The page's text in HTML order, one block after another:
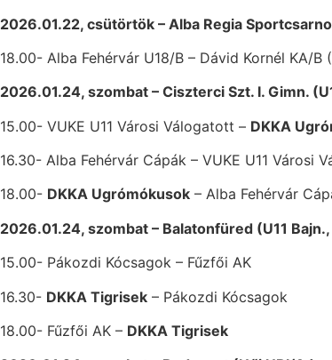
2026.01.22, csütörtök – Alba Regia
18.00- Alba Fehérvár U18/B – Dávid Kornél KA/B
2026.01.24, szombat – Ciszterci Szt. I. Gimn.
15.00- VUKE U11 Városi Válogatott – DKKA
16.30- Alba Fehérvár Cápák – VUKE U11 Városi
18.00- DKKA Ugrómókusok – Alba Fehérvár
2026.01.24, szombat – Balatonfüred (U11
15.00- Pákozdi Kócsagok – Fűzfői AK
16.30- DKKA Tigrisek – Pákozdi Kócsagok
18.00- Fűzfői AK – DKKA Tigrisek